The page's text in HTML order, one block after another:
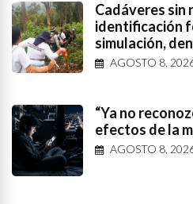
Cadáveres sin
identificación
simulación,
AGOSTO 8,
“Ya no
efectos de la
AGOSTO 8,